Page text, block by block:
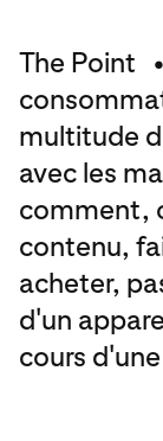
The Point
multitude
avec les
comment,
contenu,
acheter,
d'un
cours